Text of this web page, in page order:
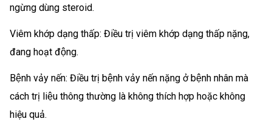
ngừng dùng steroid.
Viêm khớp dạng thấp: Điều trị viêm khớp dạng thấp nặng,
đang hoạt động.
Bệnh vảy nến: Điều trị bệnh vảy nến nặng ở bệnh nhân mà
cách trị liệu thông thường là không thích hợp hoặc không
hiệu quả.